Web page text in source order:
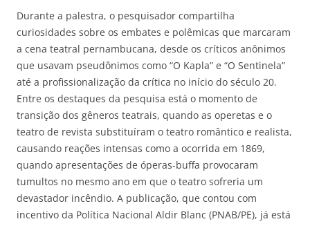
Durante a palestra, o pesquisador compartilha
curiosidades sobre os embates e polêmicas que marcaram
a cena teatral pernambucana, desde os críticos anônimos
que usavam pseudônimos como “O Kapla” e “O Sentinela”
até a profissionalização da crítica no início do século 20.
Entre os destaques da pesquisa está o momento de
transição dos gêneros teatrais, quando as operetas e o
teatro de revista substituíram o teatro romântico e realista,
causando reações intensas como a ocorrida em 1869,
quando apresentações de óperas-buffa provocaram
tumultos no mesmo ano em que o teatro sofreria um
devastador incêndio. A publicação, que contou com
incentivo da Política Nacional Aldir Blanc (PNAB/PE), já está